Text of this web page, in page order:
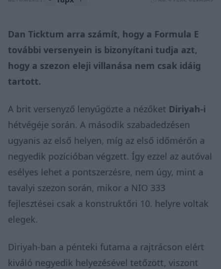
Dan Ticktum arra számít, hogy a Formula E
további versenyein is bizonyítani tudja azt,
hogy a szezon eleji villanása nem csak idáig
tartott.
A brit versenyző lenyűgözte a nézőket Diriyah-i
hétvégéje során. A második szabadedzésen
ugyanis az első helyen, míg az első időmérőn a
negyedik pozícióban végzett. Így ezzel az autóval
esélyes lehet a pontszerzésre, nem úgy, mint a
tavalyi szezon során, mikor a NIO 333
fejlesztései csak a konstruktőri 10. helyre voltak
elegek.
Diriyah-ban a pénteki futama a rajtrácson elért
kiváló negyedik helyezésével tetőzött, viszont